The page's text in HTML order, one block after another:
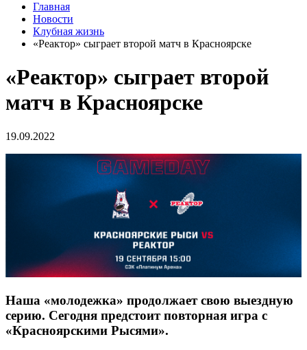
Главная
Новости
Клубная жизнь
«Реактор» сыграет второй матч в Красноярске
«Реактор» сыграет второй
матч в Красноярске
19.09.2022
Наша «молодежка» продолжает свою выездную
серию. Сегодня предстоит повторная игра с
«Красноярскими Рысями».